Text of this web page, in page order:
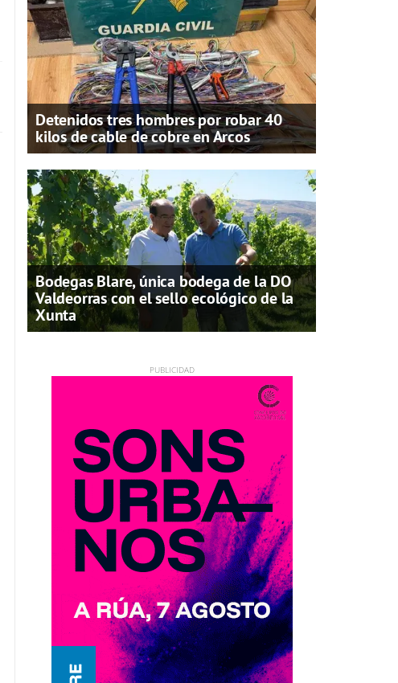
Detenidos tres hombres por robar 40
kilos de cable de cobre en Arcos
Bodegas Blare, única bodega de la DO
Valdeorras con el sello ecológico de la
Xunta